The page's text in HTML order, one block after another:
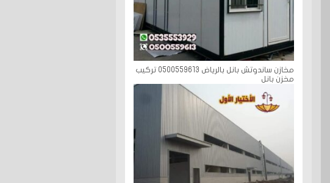
مخازن ساندوتش بانل بالرياض 0500559613 تركيب
مخزن بانل